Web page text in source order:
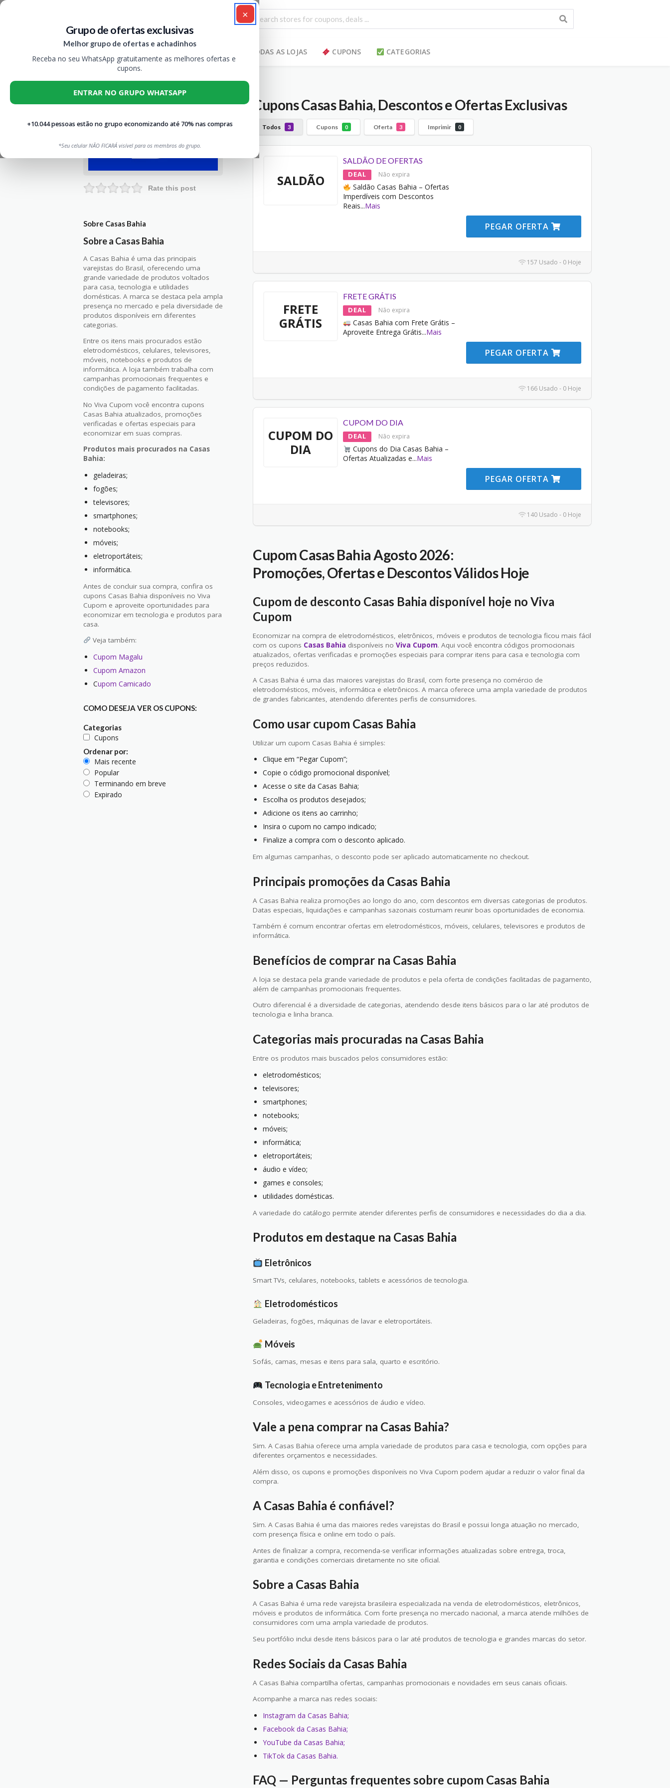
×
Grupo de ofertas exclusivas
Melhor grupo de ofertas e achadinhos
Receba no seu WhatsApp gratuitamente as melhores ofertas e
cupons.
ENTRAR NO GRUPO WHATSAPP
+10.044 pessoas estão no grupo economizando até 70% nas compras
*Seu celular NÃO FICARÁ visível para os membros do grupo.
TODAS AS LOJAS CUPONS CATEGORIAS
Cupons Casas Bahia, Descontos e Ofertas Exclusivas
Todos 3 Cupons 0 Oferta 3 Imprimir 0
SALDÃO
SALDÃO DE OFERTAS
DEAL Não expira
Saldão Casas Bahia – Ofertas
Imperdíveis com Descontos
Reais...Mais
PEGAR OFERTA
157 Usado - 0 Hoje
FRETE
GRÁTIS
FRETE GRÁTIS
DEAL Não expira
Casas Bahia com Frete Grátis –
Aproveite Entrega Grátis...Mais
PEGAR OFERTA
166 Usado - 0 Hoje
CUPOM DO
DIA
CUPOM DO DIA
DEAL Não expira
Cupons do Dia Casas Bahia –
Ofertas Atualizadas e...Mais
PEGAR OFERTA
140 Usado - 0 Hoje
Cupom Casas Bahia Agosto 2026:
Promoções, Ofertas e Descontos Válidos Hoje
Cupom de desconto Casas Bahia disponível hoje no Viva
Cupom
Economizar na compra de eletrodomésticos, eletrônicos, móveis e produtos de tecnologia ficou mais fácil
com os cupons Casas Bahia disponíveis no Viva Cupom. Aqui você encontra códigos promocionais
atualizados, ofertas verificadas e promoções especiais para comprar itens para casa e tecnologia com
preços reduzidos.
A Casas Bahia é uma das maiores varejistas do Brasil, com forte presença no comércio de
eletrodomésticos, móveis, informática e eletrônicos. A marca oferece uma ampla variedade de produtos
de grandes fabricantes, atendendo diferentes perfis de consumidores.
Como usar cupom Casas Bahia
Utilizar um cupom Casas Bahia é simples:
Clique em “Pegar Cupom”;
Copie o código promocional disponível;
Acesse o site da Casas Bahia;
Escolha os produtos desejados;
Adicione os itens ao carrinho;
Insira o cupom no campo indicado;
Finalize a compra com o desconto aplicado.
Em algumas campanhas, o desconto pode ser aplicado automaticamente no checkout.
Principais promoções da Casas Bahia
A Casas Bahia realiza promoções ao longo do ano, com descontos em diversas categorias de produtos.
Datas especiais, liquidações e campanhas sazonais costumam reunir boas oportunidades de economia.
Também é comum encontrar ofertas em eletrodomésticos, móveis, celulares, televisores e produtos de
informática.
Benefícios de comprar na Casas Bahia
A loja se destaca pela grande variedade de produtos e pela oferta de condições facilitadas de pagamento,
além de campanhas promocionais frequentes.
Outro diferencial é a diversidade de categorias, atendendo desde itens básicos para o lar até produtos de
tecnologia e linha branca.
Categorias mais procuradas na Casas Bahia
Entre os produtos mais buscados pelos consumidores estão:
eletrodomésticos;
televisores;
smartphones;
notebooks;
móveis;
informática;
eletroportáteis;
áudio e vídeo;
games e consoles;
utilidades domésticas.
A variedade do catálogo permite atender diferentes perfis de consumidores e necessidades do dia a dia.
Produtos em destaque na Casas Bahia
Eletrônicos
Smart TVs, celulares, notebooks, tablets e acessórios de tecnologia.
Eletrodomésticos
Geladeiras, fogões, máquinas de lavar e eletroportáteis.
Móveis
Sofás, camas, mesas e itens para sala, quarto e escritório.
Tecnologia e Entretenimento
Consoles, videogames e acessórios de áudio e vídeo.
Vale a pena comprar na Casas Bahia?
Sim. A Casas Bahia oferece uma ampla variedade de produtos para casa e tecnologia, com opções para
diferentes orçamentos e necessidades.
Além disso, os cupons e promoções disponíveis no Viva Cupom podem ajudar a reduzir o valor final da
compra.
A Casas Bahia é confiável?
Sim. A Casas Bahia é uma das maiores redes varejistas do Brasil e possui longa atuação no mercado,
com presença física e online em todo o país.
Antes de finalizar a compra, recomenda-se verificar informações atualizadas sobre entrega, troca,
garantia e condições comerciais diretamente no site oficial.
Sobre a Casas Bahia
A Casas Bahia é uma rede varejista brasileira especializada na venda de eletrodomésticos, eletrônicos,
móveis e produtos de informática. Com forte presença no mercado nacional, a marca atende milhões de
consumidores com uma ampla variedade de produtos.
Seu portfólio inclui desde itens básicos para o lar até produtos de tecnologia e grandes marcas do setor.
Redes Sociais da Casas Bahia
A Casas Bahia compartilha ofertas, campanhas promocionais e novidades em seus canais oficiais.
Acompanhe a marca nas redes sociais:
Instagram da Casas Bahia;
Facebook da Casas Bahia;
YouTube da Casas Bahia;
TikTok da Casas Bahia.
FAQ — Perguntas frequentes sobre cupom Casas Bahia
Rate this post
Sobre Casas Bahia
Sobre a Casas Bahia
A Casas Bahia é uma das principais
varejistas do Brasil, oferecendo uma
grande variedade de produtos voltados
para casa, tecnologia e utilidades
domésticas. A marca se destaca pela ampla
presença no mercado e pela diversidade de
produtos disponíveis em diferentes
categorias.
Entre os itens mais procurados estão
eletrodomésticos, celulares, televisores,
móveis, notebooks e produtos de
informática. A loja também trabalha com
campanhas promocionais frequentes e
condições de pagamento facilitadas.
No Viva Cupom você encontra cupons
Casas Bahia atualizados, promoções
verificadas e ofertas especiais para
economizar em suas compras.
Produtos mais procurados na Casas
Bahia:
geladeiras;
fogões;
televisores;
smartphones;
notebooks;
móveis;
eletroportáteis;
informática.
Antes de concluir sua compra, confira os
cupons Casas Bahia disponíveis no Viva
Cupom e aproveite oportunidades para
economizar em tecnologia e produtos para
casa.
Veja também:
Cupom Magalu
Cupom Amazon
Cupom Camicado
COMO DESEJA VER OS CUPONS:
Categorias
Cupons
Ordenar por:
Mais recente
Popular
Terminando em breve
Expirado